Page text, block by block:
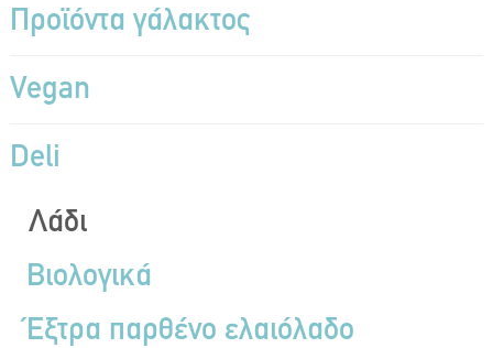
Προϊόντα γάλακτος
Vegan
Deli
Λάδι
Βιολογικά
Έξτρα παρθένο ελαιόλαδο